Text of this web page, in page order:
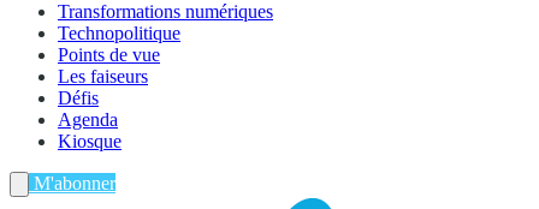
Transformations numériques
Technopolitique
Points de vue
Les faiseurs
Défis
Agenda
Kiosque
M'abonner